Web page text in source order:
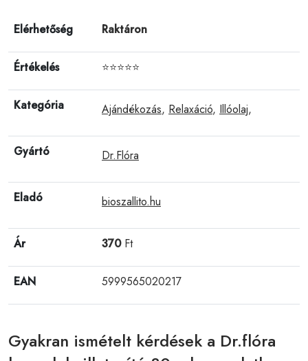
Elérhetőség Raktáron
Értékelés ⭐⭐⭐⭐⭐
Kategória Ajándékozás, Relaxáció, Illóolaj,
Gyártó Dr.Flóra
Eladó bioszallito.hu
Ár 370Ft
EAN 5999565020217
Gyakran ismételt kérdések a Dr.flóra